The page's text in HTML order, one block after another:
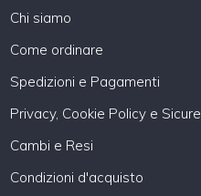
Chi siamo
Come ordinare
Spedizioni e Pagamenti
Privacy, Cookie Policy e
Cambi e Resi
Condizioni d'acquisto